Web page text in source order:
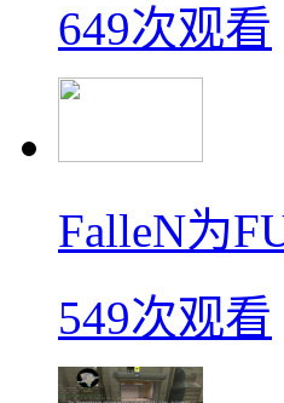
649次观看
FalleN为
549次观看